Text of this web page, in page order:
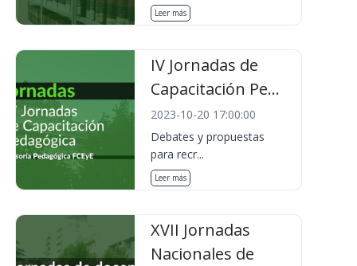
Leer más
IV Jornadas de
Capacitación Pe...
2023-10-20 17:00:00
Debates y propuestas
para recr...
Leer más
XVII Jornadas
Nacionales de